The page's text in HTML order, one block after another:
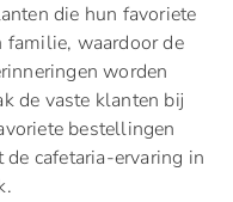
die hun favoriete
familie, waardoor de
worden
de vaste klanten bij
bestellingen
cafetaria-ervaring in